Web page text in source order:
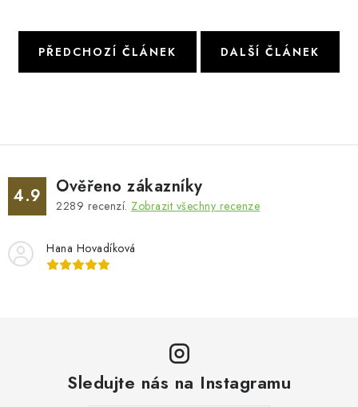
PŘEDCHOZÍ ČLÁNEK DALŠÍ ČLÁNEK
4.9 Ověřeno zákazníky
2289 recenzí. Zobrazit všechny recenze
Hana Hovadíková
Sledujte nás na Instagramu